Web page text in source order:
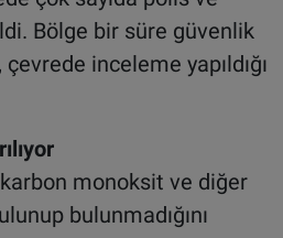
Bölge bir süre güvenlik
inceleme yapıldığı
monoksit ve diğer
bulunmadığını